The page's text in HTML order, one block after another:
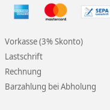
Vorkasse (3% Skonto)
Lastschrift
Rechnung
Barzahlung bei Abholung